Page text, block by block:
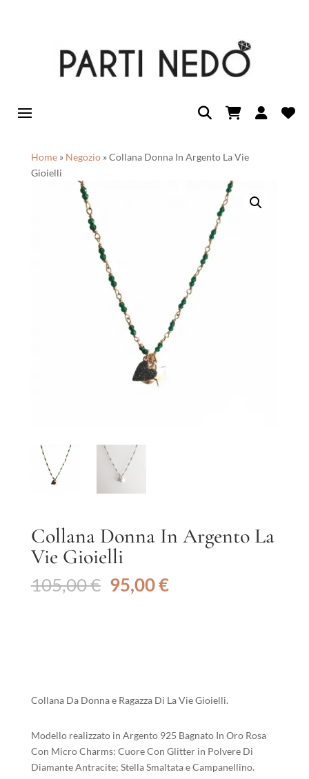
Home» Negozio»Collana Donna In Argento La Vie
Gioielli
Collana Donna In Argento La
Vie Gioielli
105,00€ Il
prezzo
95,00€Il
Collana Da Donna e Ragazza Di La Vie Gioielli.
Modello realizzato in Argento 925 Bagnato In Oro Rosa
Con Micro Charms: Cuore Con Glitter in Polvere Di
Diamante Antracite; Stella Smaltata e Campanellino.